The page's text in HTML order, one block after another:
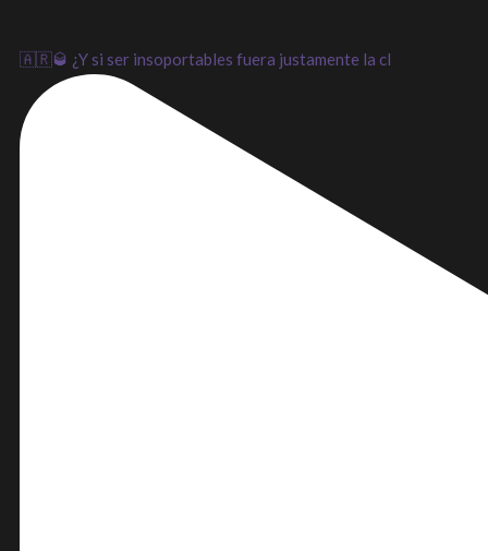
🇦🇷🥃 ¿Y si ser insoportables fuera justamente la cl